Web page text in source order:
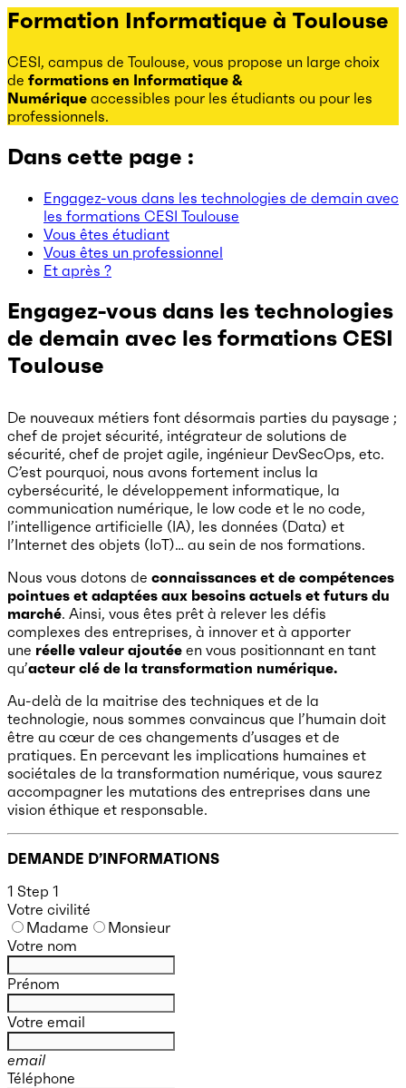
Formation Informatique à Toulouse
CESI, campus de Toulouse, vous propose un large choix
de formations en Informatique &
Numérique accessibles pour les étudiants ou pour les
professionnels.
Dans cette page :
Engagez-vous dans les technologies de demain avec
les formations CESI Toulouse
Vous êtes étudiant
Vous êtes un professionnel
Et après ?
Engagez-vous dans les technologies
de demain avec les formations CESI
Toulouse
De nouveaux métiers font désormais parties du paysage ;
chef de projet sécurité, intégrateur de solutions de
sécurité, chef de projet agile, ingénieur DevSecOps, etc.
C’est pourquoi, nous avons fortement inclus la
cybersécurité, le développement informatique, la
communication numérique, le low code et le no code,
l’intelligence artificielle (IA), les données (Data) et
l’Internet des objets (IoT)… au sein de nos formations.
Nous vous dotons de connaissances et de compétences
pointues et adaptées aux besoins actuels et futurs du
marché. Ainsi, vous êtes prêt à relever les défis
complexes des entreprises, à innover et à apporter
une réelle valeur ajoutée en vous positionnant en tant
qu’acteur clé de la transformation numérique.
Au-delà de la maitrise des techniques et de la
technologie, nous sommes convaincus que l’humain doit
être au cœur de ces changements d’usages et de
pratiques. En percevant les implications humaines et
sociétales de la transformation numérique, vous saurez
accompagner les mutations des entreprises dans une
vision éthique et responsable.
DEMANDE D’INFORMATIONS
1 Step 1
Votre civilité
Madame
Monsieur
Votre nom
Prénom
Votre email
email
Téléphone